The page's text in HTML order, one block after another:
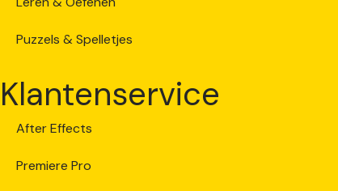
Puzzels & Spelletjes
Klantenservice
After Effects
Premiere Pro